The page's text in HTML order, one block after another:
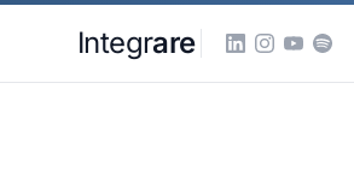
Integrare